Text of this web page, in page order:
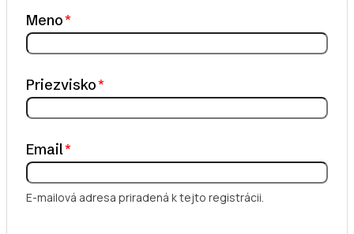
Meno
Priezvisko
Email
E-mailová adresa priradená k tejto registrácii.